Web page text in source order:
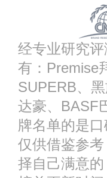
经专业研究
有：Premise
SUPERB、
达豪、BASF
牌名单的是
仅供借鉴参
择自己满意